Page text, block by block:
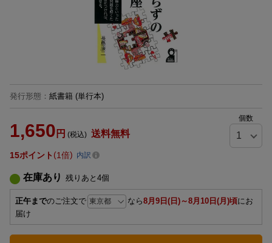
発行形態 ： 紙書籍 (単行本)
1,650 円 (税込) 送料無料
個数
15ポイント 1倍 内訳
在庫あり 残りあと 4個
正午までのご注文で なら8月9日(日)～8月10日(月)頃にお
届け